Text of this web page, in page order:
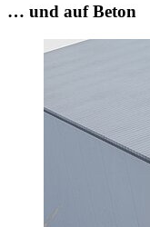
… und auf Beton